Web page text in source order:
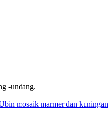
-undang.
mosaik marmer dan kuningan